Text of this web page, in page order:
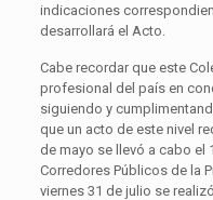
indicaciones
desarrollará el Acto.
Cabe recordar que este
profesional del país en
siguiendo y
que un acto de este nivel
de mayo se llevó a cabo el
Corredores Públicos de la
viernes 31 de julio se